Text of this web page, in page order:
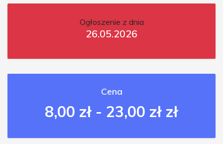
Ogłoszenie z dnia
26.05.2026
Cena
8,00 zł - 23,00 zł zł